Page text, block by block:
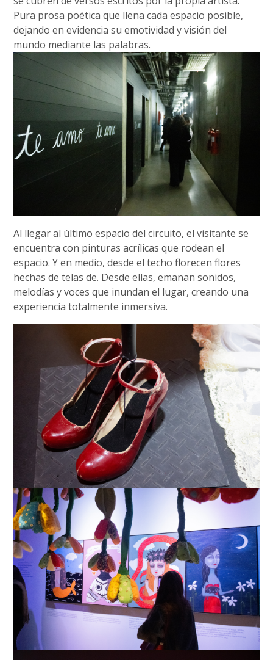
Pura prosa poética que llena cada espacio posible,
dejando en evidencia su emotividad y visión del
mundo mediante las palabras.
Al llegar al último espacio del circuito, el visitante se
encuentra con pinturas acrílicas que rodean el
espacio. Y en medio, desde el techo florecen flores
hechas de telas de. Desde ellas, emanan sonidos,
melodías y voces que inundan el lugar, creando una
experiencia totalmente inmersiva.